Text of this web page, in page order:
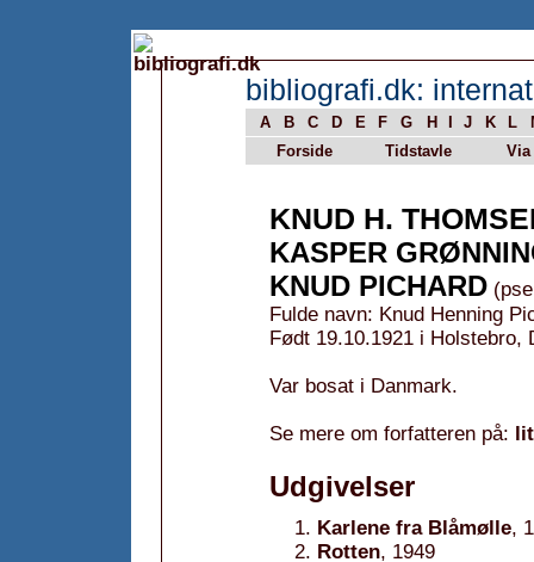
bibliografi.dk:
A B C D E F G H J K L
Forside
Tidstavle Via
KNUD H.
KASPER
KNUD PICHARD
Fulde navn: Knud Henning
Født 19.10.1921 i Holstebro,
Var bosat i Danmark.
Se mere om forfatteren på:
Udgivelser
Karlene fra Blåmølle,
Rotten, 1949